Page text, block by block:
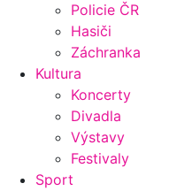
Policie ČR
Hasiči
Záchranka
Kultura
Koncerty
Divadla
Výstavy
Festivaly
Sport